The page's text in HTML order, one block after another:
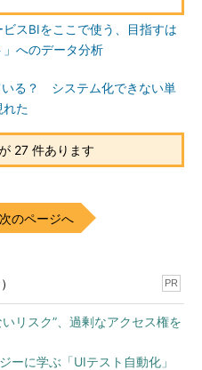
スBIをここで使う、目指すは
」へのデータ分析
いる？ システム化できない単
れた
27 件あります
次のページへ
PR
リスク”、過剰なアクセス権を
ーに学ぶ「UIテスト自動化」